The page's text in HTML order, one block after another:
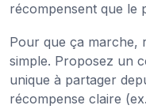
récompensent que le
Pour que ça marche,
simple. Proposez un
unique à partager
récompense claire